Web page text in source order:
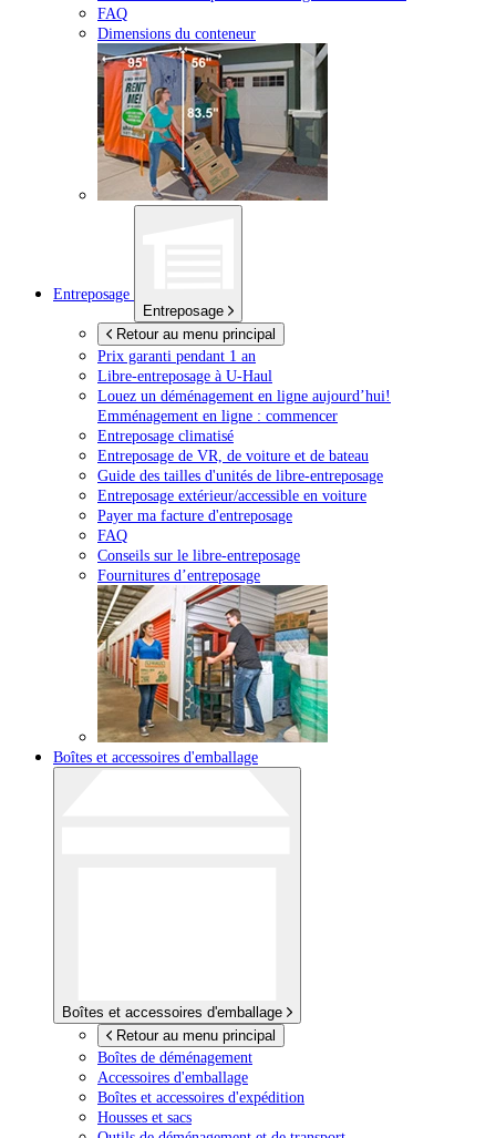
FAQ
Dimensions du conteneur
Entreposage
Entreposage
Retour au menu principal
Prix garanti pendant 1 an
Libre-entreposage à U-Haul
Louez un déménagement en ligne aujourd’hui!
Emménagement en ligne : commencer
Entreposage climatisé
Entreposage de VR, de voiture et de bateau
Guide des tailles d'unités de libre-entreposage
Entreposage extérieur/accessible en voiture
Payer ma facture d'entreposage
FAQ
Conseils sur le libre-entreposage
Fournitures d’entreposage
Boîtes et accessoires d'emballage
Boîtes et accessoires d'emballage
Retour au menu principal
Boîtes de déménagement
Accessoires d'emballage
Boîtes et accessoires d'expédition
Housses et sacs